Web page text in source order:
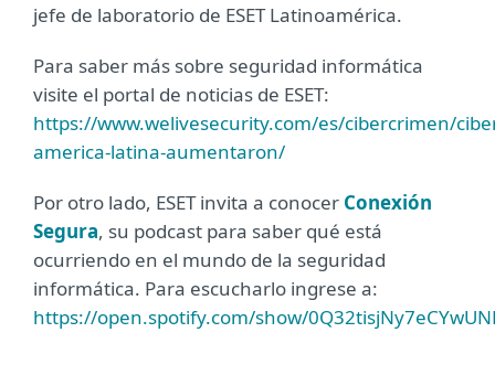
jefe de laboratorio de ESET Latinoamérica.
Para saber más sobre seguridad informática
visite el portal de noticias de ESET:
https://www.welivesecurity.com/es/cibercrimen/
america-latina-aumentaron/
Por otro lado, ESET invita a conocer Conexión
Segura, su podcast para saber qué está
ocurriendo en el mundo de la seguridad
informática. Para escucharlo ingrese a:
https://open.spotify.com/show/